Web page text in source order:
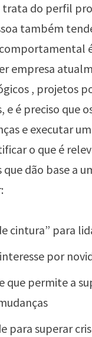
trata do perfil
também
empresa
, projetos
e é preciso que
e executar
o que é
dão base a
cintura” para
por
que permite a
para superar